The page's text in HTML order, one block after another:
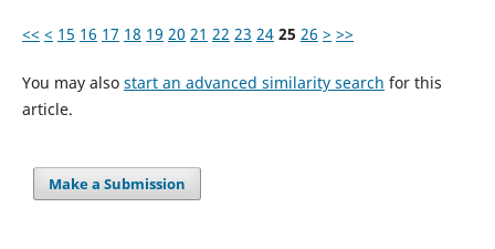
<< < 15 16 17 18 19 20 21 22 23 24 25 26 > >>
You may also start an advanced similarity search for this
article.
Make a Submission